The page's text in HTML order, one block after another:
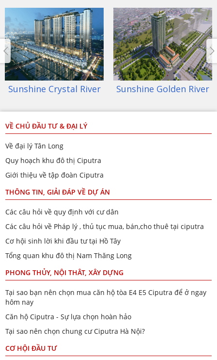
Sunshine Crystal River Sunshine Golden River
VỀ CHỦ ĐẦU TƯ & ĐẠI LÝ
Về đại lý Tân Long
Quy hoạch khu đô thị Ciputra
Giới thiệu về tập đoàn Ciputra
THÔNG TIN, GIẢI ĐÁP VỀ DỰ ÁN
Các câu hỏi về quy định với cư dân
Các câu hỏi về Pháp lý , thủ tục mua, bán,cho thuê tại ciputra
Cơ hội sinh lời khi đầu tư tại Hồ Tây
Tổng quan khu đô thị Nam Thăng Long
PHONG THỦY, NỘI THÂT, XÂY DỰNG
Tại sao bạn nên chọn mua căn hộ tòa E4 E5 Ciputra để ở ngay
hôm nay
Căn hộ Ciputra - Sự lựa chọn hoàn hảo
Tại sao nên chọn chung cư Ciputra Hà Nội?
CƠ HỘI ĐẦU TƯ